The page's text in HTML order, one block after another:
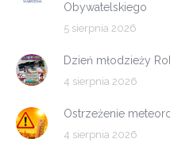
Obywatelskiego
5 sierpnia 2026
Dzień młodzieży
4 sierpnia 2026
Ostrzeżenie
4 sierpnia 2026